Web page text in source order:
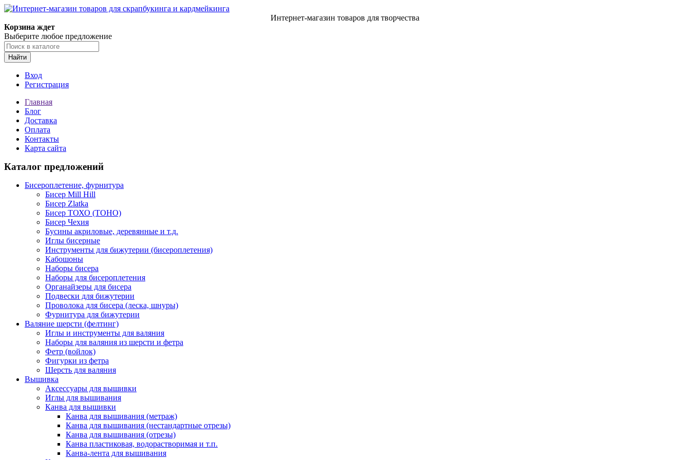
Интернет-магазин товаров для творчества
Корзина ждет
Выберите любое предложение
Найти
Вход
Регистрация
Главная
Блог
Доставка
Оплата
Контакты
Карта сайта
Каталог предложений
Бисероплетение, фурнитура
Бисер Mill Hill
Бисер Zlatka
Бисер ТОХО (TOHO)
Бисер Чехия
Бусины акриловые, деревянные и т.д.
Иглы бисерные
Инструменты для бижутерии (бисероплетения)
Кабошоны
Наборы бисера
Наборы для бисероплетения
Органайзеры для бисера
Подвески для бижутерии
Проволока для бисера (леска, шнуры)
Фурнитура для бижутерии
Валяние шерсти (фелтинг)
Иглы и инструменты для валяния
Наборы для валяния из шерсти и фетра
Фетр (войлок)
Фигурки из фетра
Шерсть для валяния
Вышивка
Аксессуары для вышивки
Иглы для вышивания
Канва для вышивки
Канва для вышивания (метраж)
Канва для вышивания (нестандартные отрезы)
Канва для вышивания (отрезы)
Канва пластиковая, водорастворимая и т.п.
Канва-лента для вышивания